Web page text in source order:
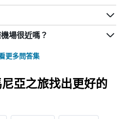
場​很近嗎？
更多問答集
亞之旅找出更好的